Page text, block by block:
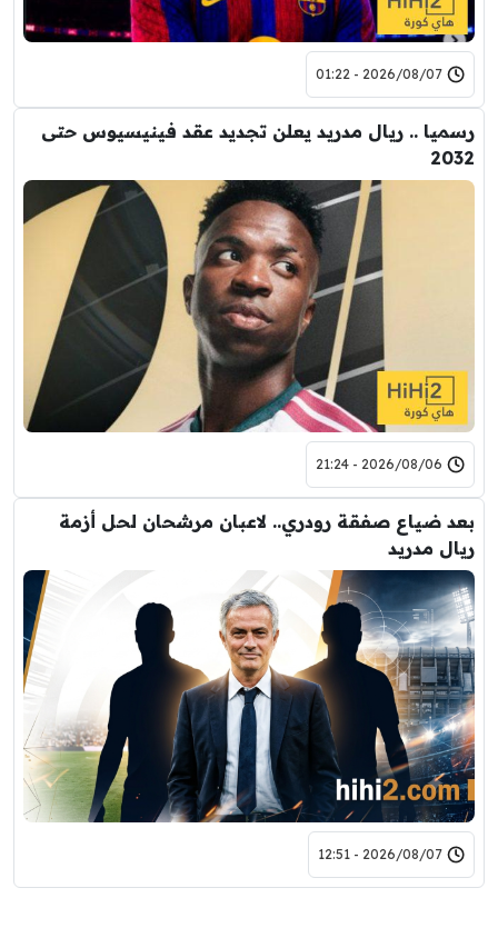
2026/08/07 - 01:22
رسميا .. ريال مدريد يعلن تجديد عقد فينيسيوس حتى
2032
2026/08/06 - 21:24
بعد ضياع صفقة رودري.. لاعبان مرشحان لحل أزمة
ريال مدريد
2026/08/07 - 12:51